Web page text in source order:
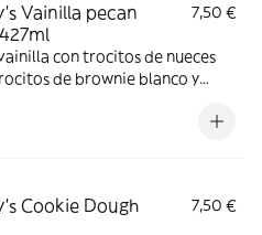
Vainilla pecan
7,50 €
con trocitos de nueces
de brownie blanco y
Cookie Dough
7,50 €